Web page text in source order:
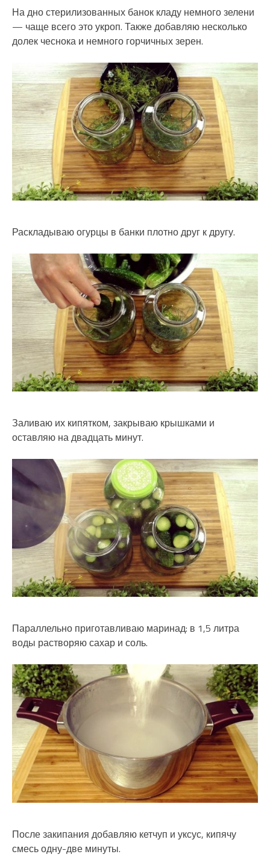
На дно стерилизованных банок кладу немного зелени
— чаще всего это укроп. Также добавляю несколько
долек чеснока и немного горчичных зерен.
Раскладываю огурцы в банки плотно друг к другу.
Заливаю их кипятком, закрываю крышками и
оставляю на двадцать минут.
Параллельно приготавливаю маринад: в 1,5 литра
воды растворяю сахар и соль.
После закипания добавляю кетчуп и уксус, кипячу
смесь одну-две минуты.